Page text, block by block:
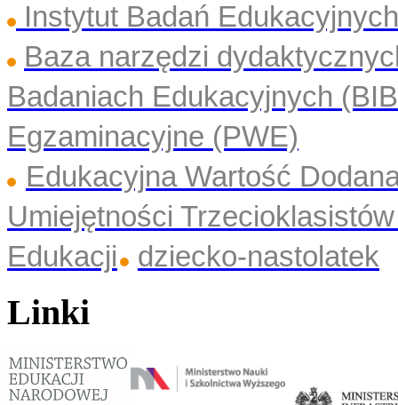
Instytut Badań
Baza narzędzi
Badaniach Edukacyjnych
Egzaminacyjne (PWE)
Edukacyjna Wartość
Umiejętności
Edukacji
dziecko-nastolatek
Linki